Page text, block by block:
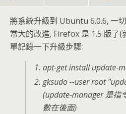
將系統升級到 Ubuntu 6.0.6, 一
常大的改進, Firefox 是 1.5 版了(
單記錄一下升級步驟:
apt-get install update-
gksudo --user root
(update-manager 是指
數在後面)